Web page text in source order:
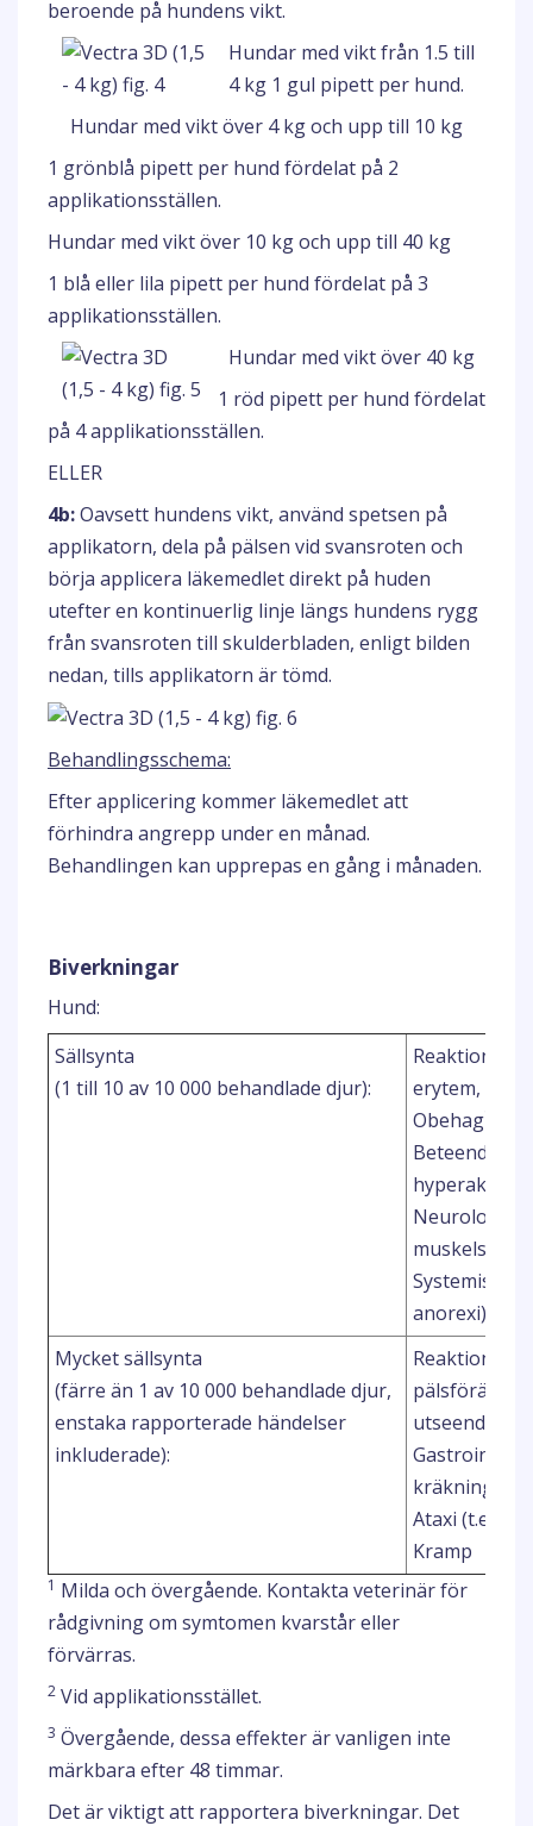
beroende på hundens vikt.
Hundar med vikt från 1.5 till
4 kg 1 gul pipett per hund.
Hundar med vikt över 4 kg och upp till 10 kg
1 grönblå pipett per hund fördelat på 2
applikationsställen.
Hundar med vikt över 10 kg och upp till 40 kg
1 blå eller lila pipett per hund fördelat på 3
applikationsställen.
Hundar med vikt över 40 kg
1 röd pipett per hund fördelat
på 4 applikationsställen.
ELLER
4b:Oavsett hundens vikt, använd spetsen på
applikatorn, dela på pälsen vid svansroten och
börja applicera läkemedlet direkt på huden
utefter en kontinuerlig linje längs hundens rygg
från svansroten till skulderbladen, enligt bilden
nedan, tills applikatorn är tömd.
Behandlingsschema:
Efter applicering kommer läkemedlet att
förhindra angrepp under en månad.
Behandlingen kan upprepas en gång i månaden.
Biverkningar
Hund:
Sällsynta
(1 till 10 av 10 000 behandlade djur):
Reaktion vid
erytem,
Obehag
Systemiska
anorexi)
Mycket sällsynta
(färre än 1 av 10 000 behandlade djur,
enstaka rapporterade händelser
inkluderade):
Reaktion vid
utseende),
kräkning,
Ataxi (t.ex.
Kramp
1 Milda och övergående. Kontakta veterinär för
rådgivning om symtomen kvarstår eller
förvärras.
2 Vid applikationsstället.
3 Övergående, dessa effekter är vanligen inte
märkbara efter 48 timmar.
Det är viktigt att rapportera biverkningar. Det